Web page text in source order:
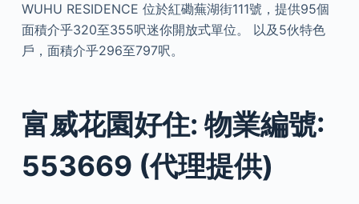
WUHU RESIDENCE 位於紅磡蕪湖街111號，提供95個
面積介乎320至355呎迷你開放式單位。 以及5伙特色
戶，面積介乎296至797呎。
富威花園好住: 物業編號:
553669 (代理提供)